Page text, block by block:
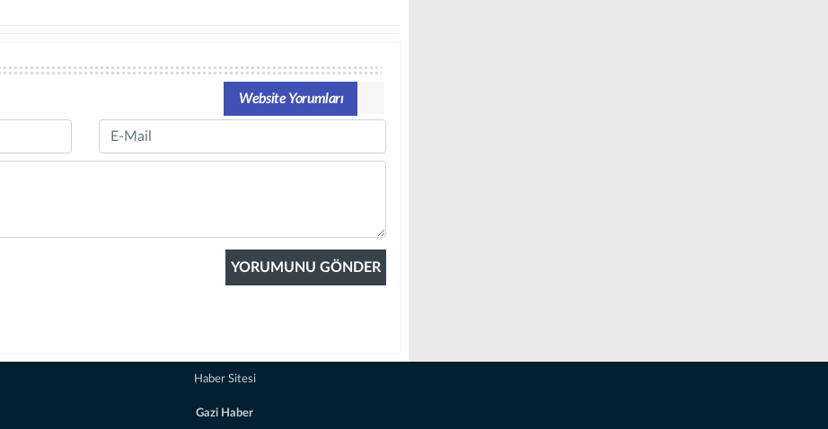
Website Yorumları
Email
Haber Sitesi
Gazi Haber